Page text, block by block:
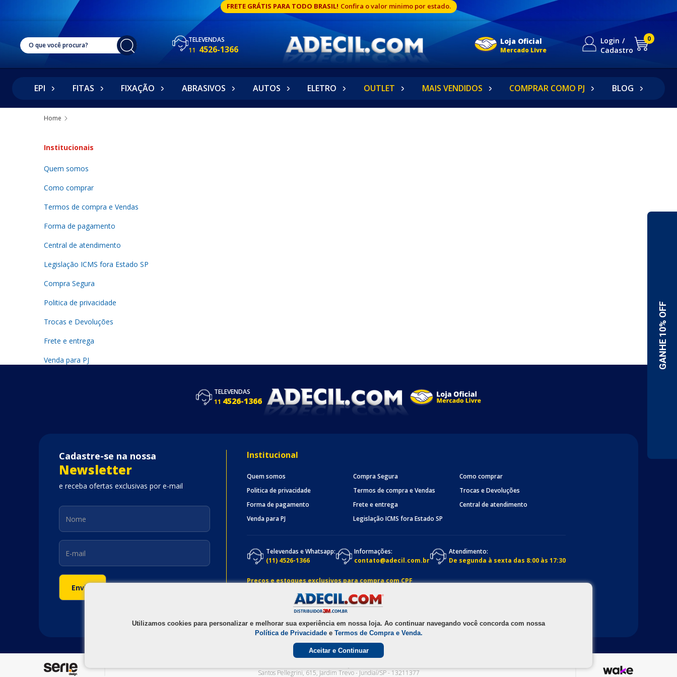
FRETE GRÁTIS PARA TODO BRASIL! Confira o valor minimo por estado.
TELEVENDAS
11 4526-1366
Loja Oficial
Mercado Livre
Login
Cadastro
0
EPI FITAS FIXAÇÃO ABRASIVOS AUTOS ELETRO OUTLET MAIS VENDIDOS COMPRAR COMO PJ BLOG
Home
Institucionais
Quem somos
Como comprar
Termos de compra e Vendas
Forma de pagamento
Central de atendimento
Legislação ICMS fora Estado SP
Compra Segura
Politica de privacidade
Trocas e Devoluções
Frete e entrega
Venda para PJ
Utilizamos cookies para personalizar e melhorar sua experiência em nossa loja. Ao continuar navegando você concorda com nossa
Política de Privacidade e Termos de Compra e Venda.
Aceitar e Continuar
TELEVENDAS
11 4526-1366
Cadastre-se na nossa
Newsletter
e receba ofertas exclusivas por e-mail
Institucional
Quem somos Compra Segura
Como comprar
Politica de privacidade
Termos de compra e Vendas
Trocas e Devoluções
Forma de pagamento
Frete e entrega
Central de atendimento
Venda para PJ
Legislação ICMS fora Estado SP
Televendas e Whatsapp:
(11) 4526-1366
Informações:
contato@adecil.com.br
Atendimento:
De segunda à sexta das 8:00 às 17:30
Preços e estoques exclusivos para compra com CPF
Santos Pellegrini, 615, Jardim Trevo- Jundiaí/SP- 13211377